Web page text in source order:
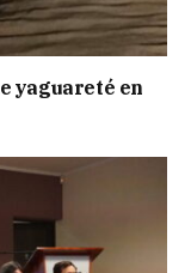
yaguareté en